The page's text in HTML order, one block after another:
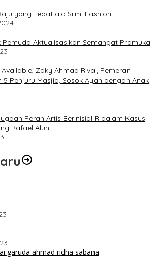
yang Tepat ala Silmi Fashion
Pemuda Aktualisasikan Semangat Pramuka
Zaky Ahmad Rivai, Pemeran
5 Penjuru Masjid, Sosok Ayah dengan Anak
Peran Artis Berinisial R dalam Kasus
Rafael Alun